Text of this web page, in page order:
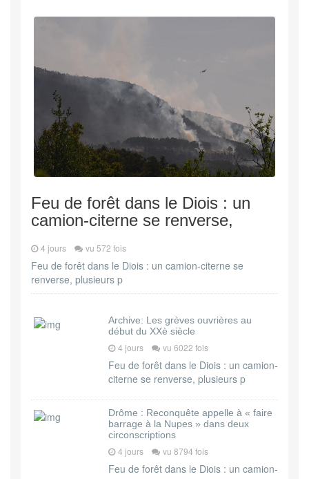
Feu de forêt dans le Diois : un
camion-citerne se renverse,
4 jours vu 572 fois
Feu de forêt dans le Diois : un camion-citerne se
renverse, plusieurs p
Archive: Les grèves ouvrières au
début du XXè siècle
4 jours vu 6022 fois
Feu de forêt dans le Diois : un camion-
citerne se renverse, plusieurs p
Drôme : Reconquête appelle à « faire
barrage à la Nupes » dans deux
circonscriptions
4 jours vu 8794 fois
Feu de forêt dans le Diois : un camion-